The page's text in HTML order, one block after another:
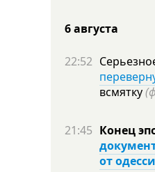
6 августа
22:52
всмятку
21:45 Конец
от